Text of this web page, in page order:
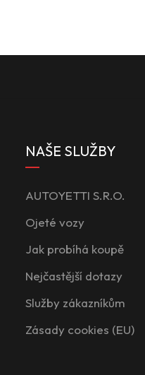
NAŠE SLUŽBY
AUTOYETTI S.R.O.
Ojeté vozy
Jak probíhá koupě
Nejčastější dotazy
Služby zákazníkům
Zásady cookies (EU)